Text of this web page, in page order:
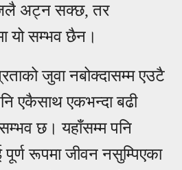
अट्न सक्छ, तर
यो सम्भव छैन।
जुवा नबोक्दासम्म एउटै
एकैसाथ एकभन्दा बढी
सम्भव छ। यहाँसम्म पनि
रूपमा जीवन नसुम्पिएका